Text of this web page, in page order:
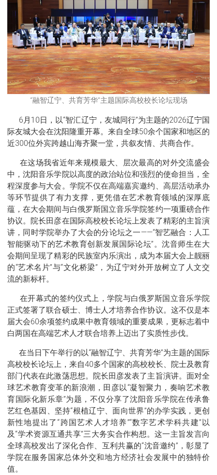
“融智辽宁、共育芳华”主题国际高校校长论坛现场
6月10日，以“智汇辽宁，友城同行”为主题的2026辽宁国
际友城大会在沈阳隆重开幕。来自全球50余个国家和地区的
近300位外宾跨越山海齐聚一堂，共叙友情、共商合作。
在这场我省近年来规模最大、层次最高的对外交流盛会
中，沈阳音乐学院以高度的政治站位和强烈的使命担当，全
程深度参与大会。学院不仅在高端嘉宾邀约、高层活动承办
等环节提供了有力支撑，更凭借在艺术教育领域的深厚底
蕴，在大会期间与白俄罗斯国立音乐学院签约一项重磅合作
协议。院长田彦在国际高校校长论坛上发表了精彩的主旨演
讲，同时学院举办了大会的分论坛之一——“智艺融合：人工
智能驱动下的艺术教育创新发展国际论坛”。沈音师生在大
会期间呈现了精彩的民族室内乐演出，成为本届大会上靓丽
的“艺术名片”与“文化桥梁”，为辽宁对外开放树立了人文交
流的新标杆。
在开幕式的签约仪式上，学院与白俄罗斯国立音乐学院
正式签署了联合硕士、博士人才培养合作协议。这不仅是本
届大会60余项签约成果中教育领域的重要成果，更标志着中
白两国在高端艺术人才联合培养上迈出了实质性步伐。
在当日下午举行的以“融智辽宁、共育芳华”为主题的国际
高校校长论坛上，来自40多个国家的高校校长、院士及教育
部门代表在此激荡思想。 院长田彦发表了主旨演讲。面对全
球艺术教育变革的新浪潮，田彦以“凝智聚力，奏响艺术教
育国际化新乐章”为题，不仅分享了沈阳音乐学院在传承鲁
艺红色基因、坚持“根植辽宁、面向世界”的办学实践，更创
新性地提出了“跨国艺术人才培养”“数字艺术学科共建”以
及“学术资源互通共享”三大务实合作构想。这一主旨发言向
全球高校发出了深化合作、互利共赢的“沈音邀约”，彰显了
学院在服务国家总体外交和地方经济社会发展中的独特价
值。